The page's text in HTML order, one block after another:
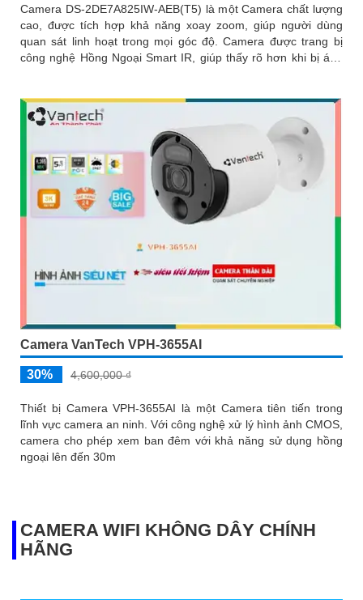
Camera DS-2DE7A825IW-AEB(T5) là một Camera chất lượng
cao, được tích hợp khả năng xoay zoom, giúp người dùng
quan sát linh hoạt trong mọi góc độ. Camera được trang bị
công nghệ Hồng Ngoại Smart IR, giúp thấy rõ hơn khi bị ánh
Camera VanTech VPH-3655AI
30% 4,600,000 ₫
Thiết bị Camera VPH-3655AI là một Camera tiên tiến trong
lĩnh vực camera an ninh. Với công nghệ xử lý hình ảnh CMOS,
camera cho phép xem ban đêm với khả năng sử dụng hồng
ngoại lên đến 30m
CAMERA WIFI KHÔNG DÂY CHÍNH
HÃNG